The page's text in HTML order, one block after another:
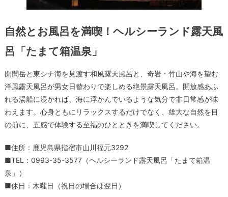
自然とお風呂を満喫！ヘルシーランド露天風
呂「たまて箱温泉」
開聞岳と東シナ海を見渡す和風露天風呂と、奇岩・竹山や海を望む
洋風露天風呂が男女日替わりで楽しめる絶景露天風呂。開放感あふ
れる湯船に浸かれば、海に浮かんでいるような気分で非日常感が味
わえます。心身ともにリラックスするだけでなく、雄大な自然を目
の前に、五感で体験する至福のひとときを満喫してください。
■住所：鹿児島県指宿市山川福元3292
■TEL：0993-35-3577（ヘルシーランド露天風呂「たまて箱温
泉」）
■休日：木曜日（祝日の場合は翌日）